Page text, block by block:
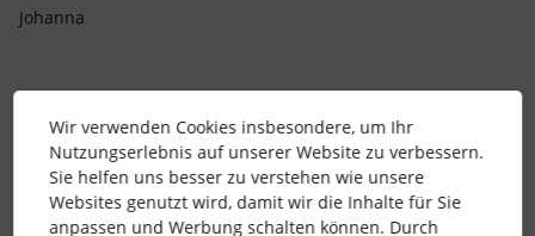
Johanna
Wir verwenden Cookies insbesondere, um Ihr
Nutzungserlebnis auf unserer Website zu verbessern.
Sie helfen uns besser zu verstehen wie unsere
Websites genutzt wird, damit wir die Inhalte für Sie
anpassen und Werbung schalten können. Durch